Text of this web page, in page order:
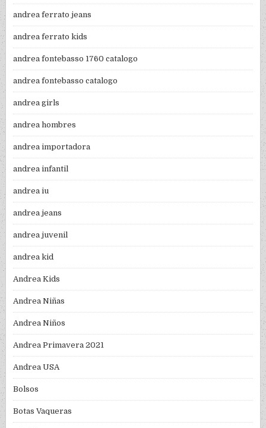
andrea ferrato jeans
andrea ferrato kids
andrea fontebasso 1760 catalogo
andrea fontebasso catalogo
andrea girls
andrea hombres
andrea importadora
andrea infantil
andrea iu
andrea jeans
andrea juvenil
andrea kid
Andrea Kids
Andrea Niñas
Andrea Niños
Andrea Primavera 2021
Andrea USA
Bolsos
Botas Vaqueras